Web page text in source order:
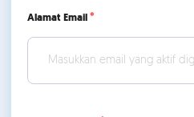
Alamat Email